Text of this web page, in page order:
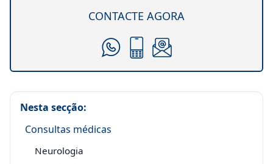
CONTACTE AGORA
Nesta secção:
Consultas médicas
Neurologia